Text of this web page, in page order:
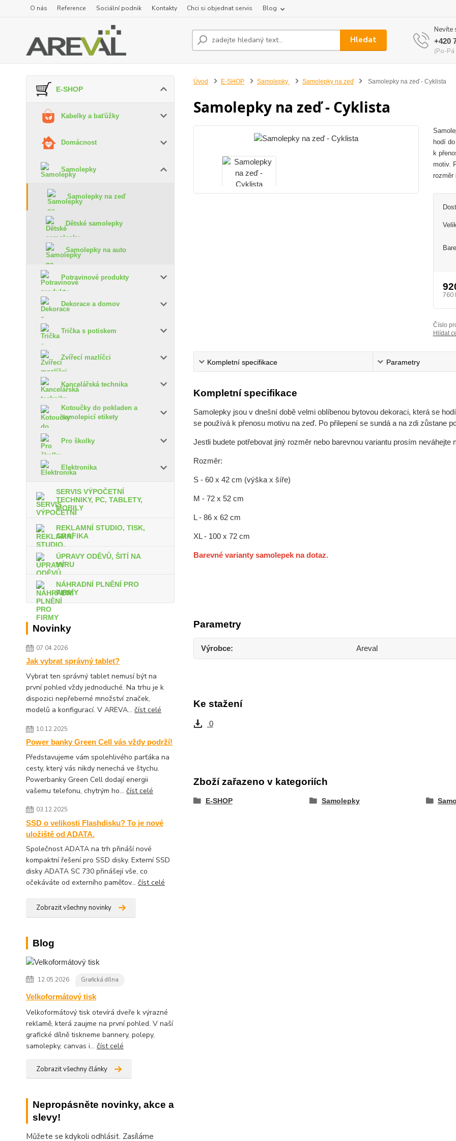
O nás Reference Sociální podnik Kontakty Chci si objednat servis Blog
Hledat
Nevíte
+420
(Po-
E-SHOP
Kabelky a baťůžky
Domácnost
Samolepky
Samolepky na zeď
Dětské samolepky
Samolepky na auto
Potravinové produkty
Dekorace a domov
Trička s potiskem
Zvířecí mazlíčci
Kancelářská technika
Kotoučky do pokladen a
samolepicí etikety
Pro školky
Elektronika
SERVIS VÝPOČETNÍ
TECHNIKY, PC, TABLETY,
MOBILY
REKLAMNÍ STUDIO, TISK,
GRAFIKA
ÚPRAVY ODĚVŮ, ŠITÍ NA
MÍRU
NÁHRADNÍ PLNĚNÍ PRO
FIRMY
Novinky
07.04.2026
Jak vybrat správný tablet?
Vybrat ten správný tablet nemusí být na
první pohled vždy jednoduché. Na trhu je k
dispozici nepřeberné množství značek,
modelů a konfigurací. V AREVA...číst celé
10.12.2025
Power banky Green Cell vás vždy podrží!
Představujeme vám spolehlivého parťáka na
cesty, který vás nikdy nenechá ve štychu.
Powerbanky Green Cell dodají energii
vašemu telefonu, chytrým ho...číst celé
03.12.2025
SSD o velikosti Flashdisku? To je nové
uložiště od ADATA.
Společnost ADATA na trh přináší nové
kompaktní řešení pro SSD disky. Externí SSD
disky ADATA SC 730 přinášejí vše, co
očekáváte od externího paměťov...číst celé
Zobrazit všechny novinky
Blog
12.05.2026 Grafická dílna
Velkoformátový tisk
Velkoformátový tisk otevírá dveře k výrazné
reklamě, která zaujme na první pohled. V naší
grafické dílně tiskneme bannery, polepy,
samolepky, canvas i...číst celé
Zobrazit všechny články
Nepropásněte novinky, akce a
slevy!
Můžete se kdykoli odhlásit. Zasíláme
Úvod E-SHOP Samolepky Samolepky na zeď Samolepky na zeď - Cyklista
Samolepky na zeď - Cyklista
hodí
k
motiv.
rozměr
760
Číslo
Hlídat
Kompletní specifikace Parametry
Kompletní specifikace
Samolepky jsou v dnešní době velmi oblíbenou bytovou dekoraci, která se
se používá k přenosu motivu na zeď. Po přilepení se sundá a na zdi zůstane
Jestli budete potřebovat jiný rozměr nebo barevnou variantu prosím neváhejte
Rozměr:
S - 60 x 42 cm (výška x šíře)
M - 72 x 52 cm
L - 86 x 62 cm
XL - 100 x 72 cm
Barevné varianty samolepek na dotaz.
Parametry
Výrobce Areval
Ke stažení
0
Zboží zařazeno v kategoriích
E-SHOP Samolepky